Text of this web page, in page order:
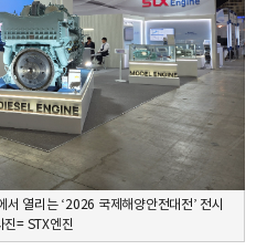
열리는 ‘2026 국제해양안전대전’ 전시
진= STX엔진